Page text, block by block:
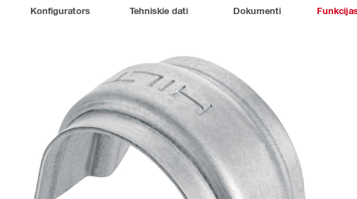
Konfigurators Tehniskie dati Dokumenti